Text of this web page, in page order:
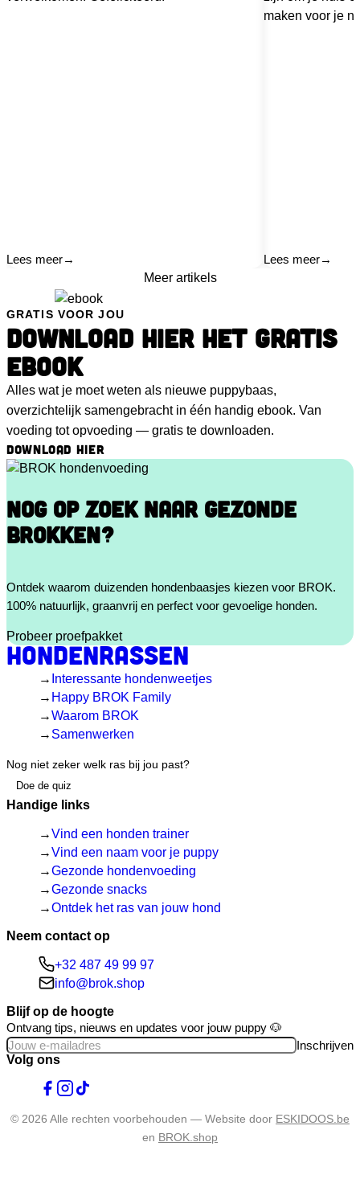
Lees meer→
maken voor je
Lees meer→
Meer artikels
GRATIS VOOR JOU
DOWNLOAD HIER HET GRATIS
EBOOK
Alles wat je moet weten als nieuwe puppybaas,
overzichtelijk samengebracht in één handig ebook. Van
voeding tot opvoeding — gratis te downloaden.
DOWNLOAD HIER
NOG OP ZOEK NAAR GEZONDE
BROKKEN?
Ontdek waarom duizenden hondenbaasjes kiezen voor BROK.
100% natuurlijk, graanvrij en perfect voor gevoelige honden.
Probeer proefpakket
Hondenrassen
Interessante hondenweetjes
Happy BROK Family
Waarom BROK
Samenwerken
Nog niet zeker welk ras bij jou past?
Doe de quiz
Handige links
Vind een honden trainer
Vind een naam voor je puppy
Gezonde hondenvoeding
Gezonde snacks
Ontdek het ras van jouw hond
Neem contact op
+32 487 49 99 97
info@brok.shop
Blijf op de hoogte
Ontvang tips, nieuws en updates voor jouw puppy 🐶
Inschrijven
Volg ons
© 2026 Alle rechten voorbehouden — Website door ESKIDOOS.be
en BROK.shop